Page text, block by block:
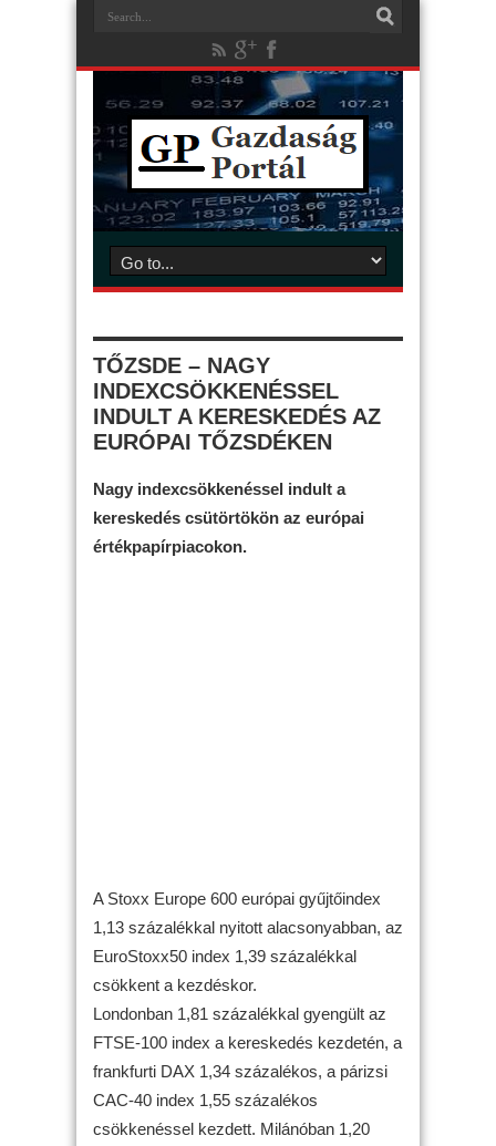
TŐZSDE – NAGY
INDEXCSÖKKENÉSSEL
INDULT A KERESKEDÉS AZ
EURÓPAI TŐZSDÉKEN
Nagy indexcsökkenéssel indult a
kereskedés csütörtökön az európai
értékpapírpiacokon.
A Stoxx Europe 600 európai gyűjtőindex
1,13 százalékkal nyitott alacsonyabban, az
EuroStoxx50 index 1,39 százalékkal
csökkent a kezdéskor.
Londonban 1,81 százalékkal gyengült az
FTSE-100 index a kereskedés kezdetén, a
frankfurti DAX 1,34 százalékos, a párizsi
CAC-40 index 1,55 százalékos
csökkenéssel kezdett. Milánóban 1,20